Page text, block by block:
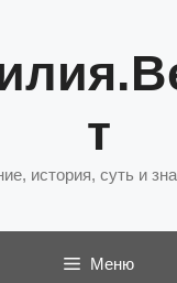
т
история, суть и
Меню